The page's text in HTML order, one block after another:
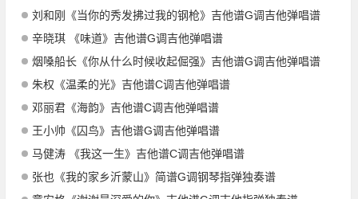
刘和刚《当你的秀发拂过我的钢枪》吉他谱G调吉他弹唱谱
辛晓琪 《味道》吉他谱G调吉他弹唱谱
烟嗓船长《你从什么时候收起倔强》吉他谱G调吉他弹唱谱
朱权《温柔的光》吉他谱C调吉他弹唱谱
邓丽君《海韵》吉他谱C调吉他弹唱谱
王小帅《囚鸟》吉他谱G调吉他弹唱谱
马健涛 《我这一生》吉他谱C调吉他弹唱谱
张也《我的家乡沂蒙山》简谱G调钢琴指弹独奏谱